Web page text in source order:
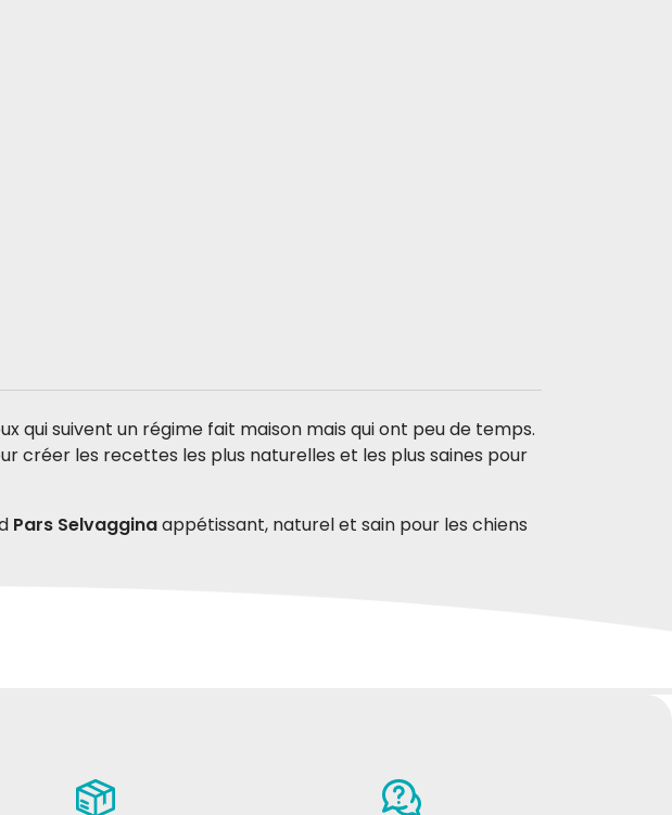
qui suivent un régime fait maison mais qui ont peu de temps.
créer les recettes les plus naturelles et les plus saines pour
Pars Selvagginaappétissant, naturel et sain pour les chiens